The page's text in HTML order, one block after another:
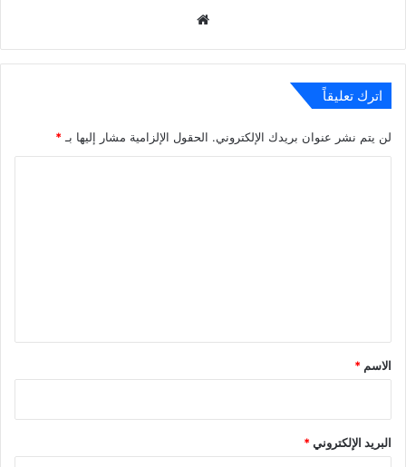
اترك تعليقاً
لن يتم نشر عنوان بريدك الإلكتروني. الحقول الإلزامية مشار إليها بـ *
*
الاسم *
البريد الإلكتروني*